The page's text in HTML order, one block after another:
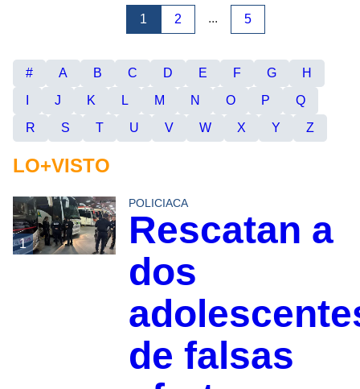
1 2 ... 5
# A B C D E F G
H
J K L M N O P
Q
R
S T U V W X Y Z
LO+VISTO
1
POLICIACA
Rescatan a
dos
de falsas